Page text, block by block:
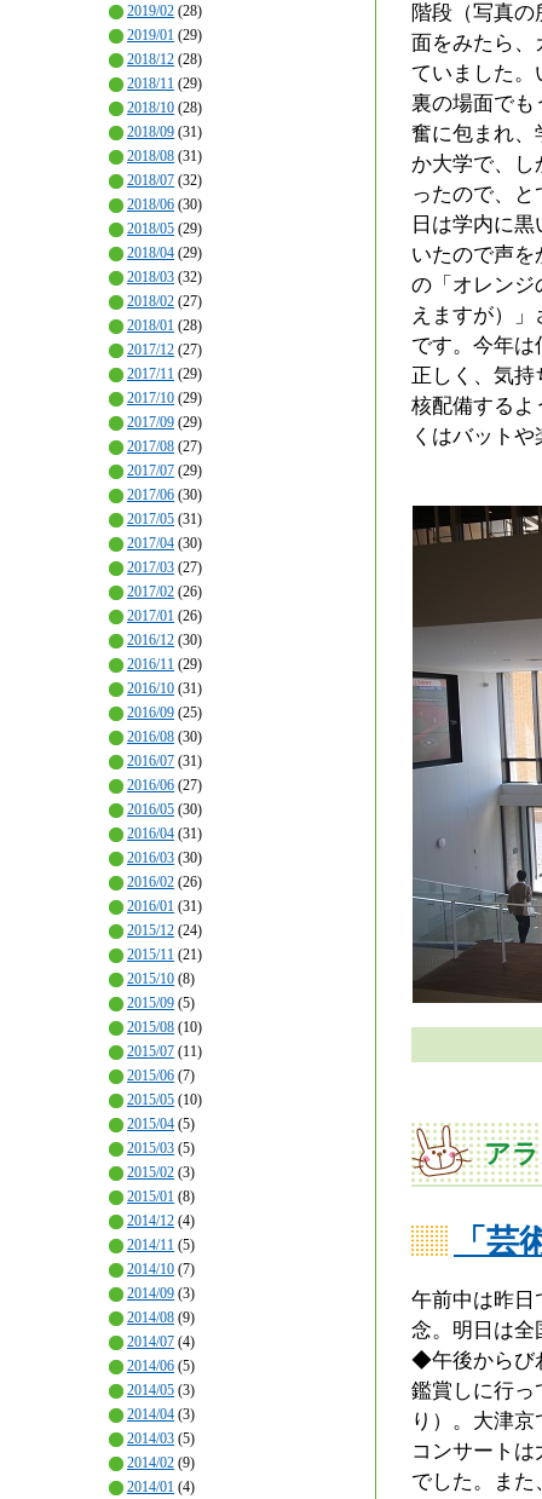
2019/02 (28)
2019/01 (29)
2018/12 (28)
2018/11 (29)
2018/10 (28)
2018/09 (31)
2018/08 (31)
2018/07 (32)
2018/06 (30)
2018/05 (29)
2018/04 (29)
2018/03 (32)
2018/02 (27)
2018/01 (28)
2017/12 (27)
2017/11 (29)
2017/10 (29)
2017/09 (29)
2017/08 (27)
2017/07 (29)
2017/06 (30)
2017/05 (31)
2017/04 (30)
2017/03 (27)
2017/02 (26)
2017/01 (26)
2016/12 (30)
2016/11 (29)
2016/10 (31)
2016/09 (25)
2016/08 (30)
2016/07 (31)
2016/06 (27)
2016/05 (30)
2016/04 (31)
2016/03 (30)
2016/02 (26)
2016/01 (31)
2015/12 (24)
2015/11 (21)
2015/10 (8)
2015/09 (5)
2015/08 (10)
2015/07 (11)
2015/06 (7)
2015/05 (10)
2015/04 (5)
2015/03 (5)
2015/02 (3)
2015/01 (8)
2014/12 (4)
2014/11 (5)
2014/10 (7)
2014/09 (3)
2014/08 (9)
2014/07 (4)
2014/06 (5)
2014/05 (3)
2014/04 (3)
2014/03 (5)
2014/02 (9)
2014/01 (4)
階段（写真
面をみたら、
ていました
裏の場面で
奮に包まれ、
か大学で、し
ったので、
日は学内に
いたので声
の「オレンジ
えますが）
です。今年
正しく、気
核配備するよ
くはバット
ア
「芸
午前中は昨日
念。明日は全
◆午後からび
鑑賞しに行っ
り）。大津
コンサート
でした。ま